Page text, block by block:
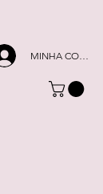
MINHA CONTA